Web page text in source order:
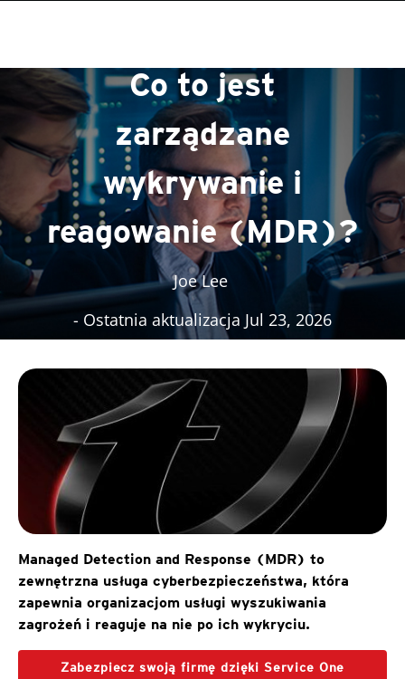
Co to jest
zarządzane
wykrywanie i
reagowanie (MDR)?
Joe Lee
- Ostatnia aktualizacja Jul 23, 2026
Managed Detection and Response (MDR) to
zewnętrzna usługa cyberbezpieczeństwa, która
zapewnia organizacjom usługi wyszukiwania
zagrożeń i reaguje na nie po ich wykryciu.
Zabezpiecz swoją firmę dzięki Service One
Services
Services
Products